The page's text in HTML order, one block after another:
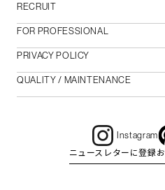
RECRUIT
FOR PROFESSIONAL
PRIVACY POLICY
QUALITY / MAINTENANCE
Instagram
ニュースレターに登録